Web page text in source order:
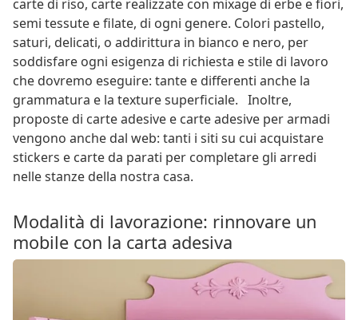
carte di riso, carte realizzate con mixage di erbe e fiori,
semi tessute e filate, di ogni genere. Colori pastello,
saturi, delicati, o addirittura in bianco e nero, per
soddisfare ogni esigenza di richiesta e stile di lavoro
che dovremo eseguire: tante e differenti anche la
grammatura e la texture superficiale. Inoltre,
proposte di carte adesive e carte adesive per armadi
vengono anche dal web: tanti i siti su cui acquistare
stickers e carte da parati per completare gli arredi
nelle stanze della nostra casa.
Modalità di lavorazione: rinnovare un
mobile con la carta adesiva